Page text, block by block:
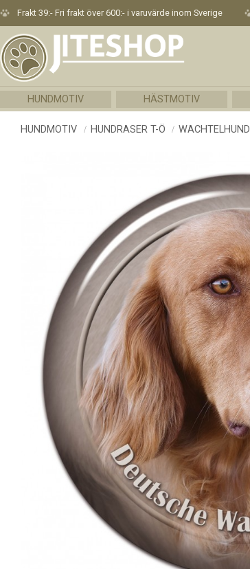
Frakt 39:- Fri frakt över 600:- i varuvärde inom Sverige
HUNDMOTIV HÄSTMOTIV
HUNDMOTIV HUNDRASER T-Ö WACHTELHUND